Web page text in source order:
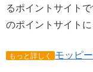
るポイントサイト
のポイントサイト
もっと詳しく モッピ